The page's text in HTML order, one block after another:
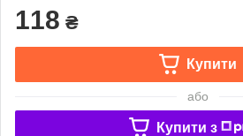
118 ₴
Купити
або
Купити з